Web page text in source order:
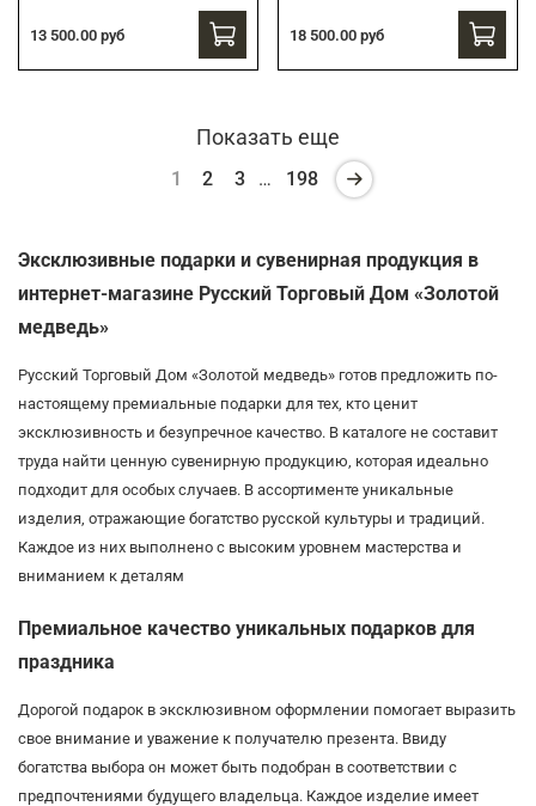
13 500.00 руб 18 500.00 руб
Показать еще
1 2 3 … 198
Эксклюзивные подарки и сувенирная продукция в
интернет-магазине Русский Торговый Дом «Золотой
медведь»
Русский Торговый Дом «Золотой медведь» готов предложить по-
настоящему премиальные подарки для тех, кто ценит
эксклюзивность и безупречное качество. В каталоге не составит
труда найти ценную сувенирную продукцию, которая идеально
подходит для особых случаев. В ассортименте уникальные
изделия, отражающие богатство русской культуры и традиций.
Каждое из них выполнено с высоким уровнем мастерства и
вниманием к деталям
Премиальное качество уникальных подарков для
праздника
Дорогой подарок в эксклюзивном оформлении помогает выразить
свое внимание и уважение к получателю презента. Ввиду
богатства выбора он может быть подобран в соответствии с
предпочтениями будущего владельца. Каждое изделие имеет